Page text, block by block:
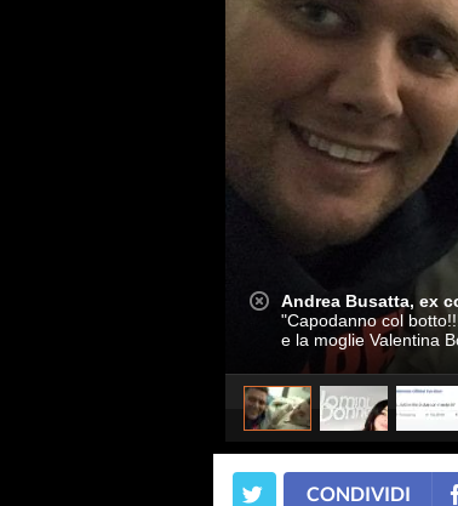
Andrea Busatta, ex
"Capodanno col
e la moglie Valentina
CONDIVIDI